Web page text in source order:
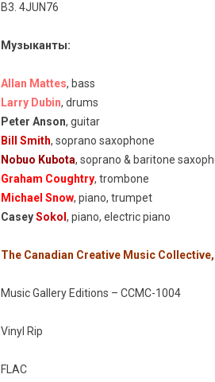
B3. 4JUN76
Музыканты:
Allan Mattes, bass
Larry Dubin, drums
Peter Anson, guitar
Bill Smith, soprano saxophone
Nobuo Kubota, soprano & baritone
Graham Coughtry, trombone
Michael Snow, piano, trumpet
CaseySokоl , piano, electric piano
The Canadian Creative Music
Music Gallery Editions ‎– CCMC-1004
Vinyl Rip
FLAC